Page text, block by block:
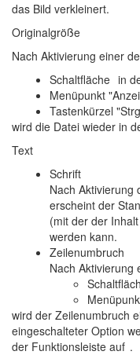
das Bild verkleinert.
Originalgröße
Nach Aktivierung einer
Schaltfläche in
Menüpunkt
Tastenkürzel
wird die Datei wieder in
Text
Schrift
Nach Aktivierung
erscheint der
(mit der der
werden kann.
Zeilenumbruch
Nach Aktivierung
wird der Zeilenumbruch
eingeschalteter Option
der Funktionsleiste auf .